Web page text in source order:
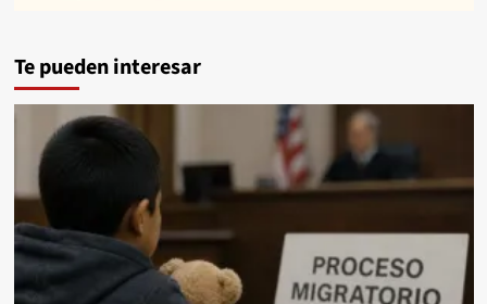
Te pueden interesar